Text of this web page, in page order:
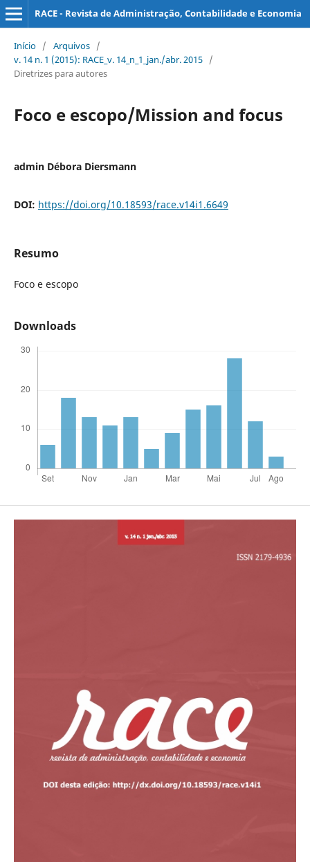
RACE - Revista de Administração, Contabilidade e Economia
Início / Arquivos /
v. 14 n. 1 (2015): RACE_v. 14_n_1_jan./abr. 2015 /
Diretrizes para autores
Foco e escopo/Mission and focus
admin Débora Diersmann
DOI: https://doi.org/10.18593/race.v14i1.6649
Resumo
Foco e escopo
Downloads